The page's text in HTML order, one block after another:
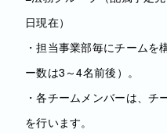
日現在）
・担当事業部毎にチーム
ー数は3～4名前後）。
・各チームメンバーは、
を行います。